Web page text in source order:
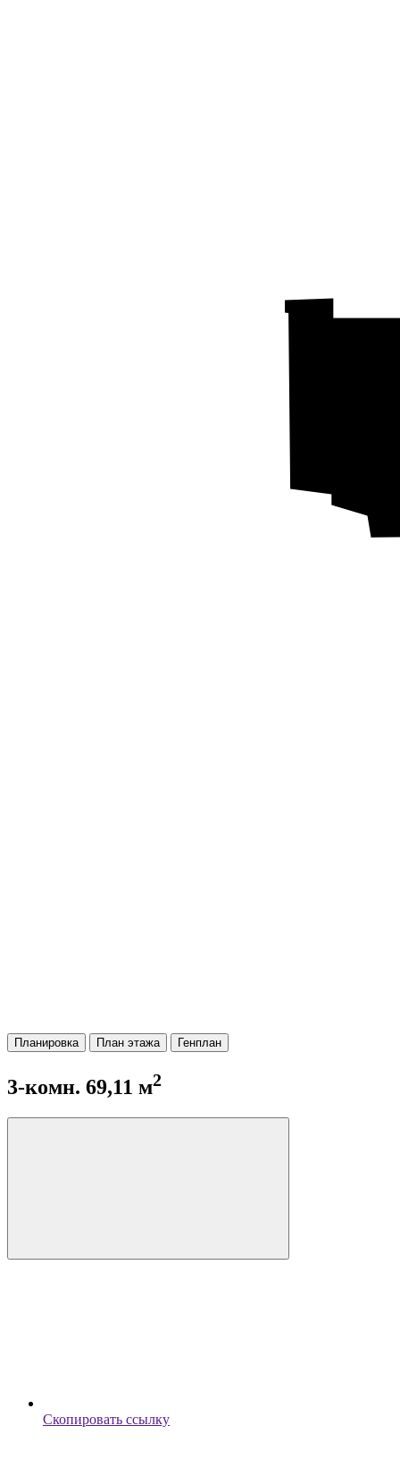
Планировка План этажа Генплан
3-комн. 69,11 м2
Скопировать ссылку